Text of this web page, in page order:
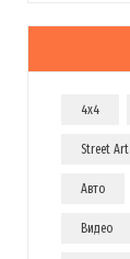
4x4
Street Art
Авто
Видео